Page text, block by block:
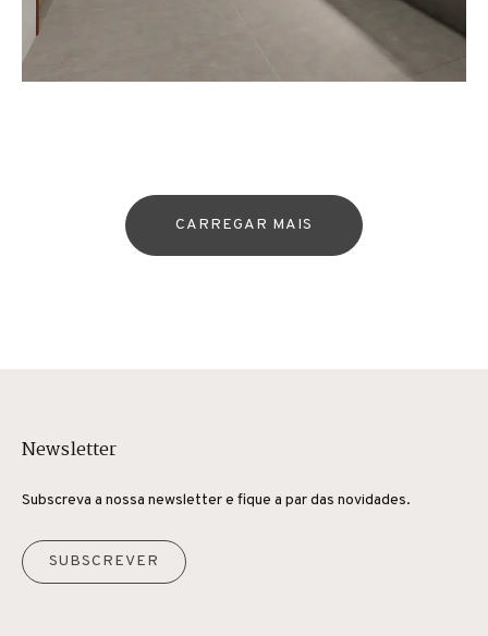
CARREGAR MAIS
Newsletter
Subscreva a nossa newsletter e fique a par das novidades.
SUBSCREVER